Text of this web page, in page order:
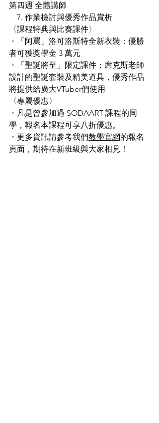
第四週 全體講師
7. 作業檢討與優秀作品賞析
〈課程特典與比賽課件〉
・「阿罵」洛可洛斯特全新衣裝：優勝
者可獲獎學金 3 萬元
・「聖誕將至」限定課件：席克斯老師
設計的聖誕套裝及精美道具，優秀作品
將提供給廣大VTuber們使用
〈專屬優惠〉
・凡是曾參加過 SODAART 課程的同
學，報名本課程可享八折優惠。
・更多資訊請參考我們教學官網的報名
頁面，期待在新班級與大家相見！